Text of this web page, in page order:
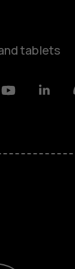
tablets
Youtube